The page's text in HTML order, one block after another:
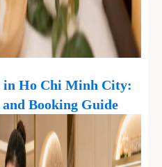
in Ho Chi Minh City:
and Booking Guide